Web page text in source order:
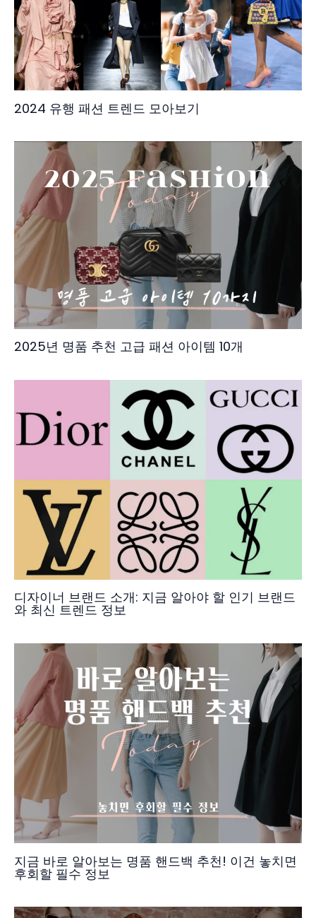
2024 유행 패션 트렌드 모아보기
2025년 명품 추천 고급 패션 아이템 10개
디자이너 브랜드 소개: 지금 알아야 할 인기 브랜드
와 최신 트렌드 정보
지금 바로 알아보는 명품 핸드백 추천! 이건 놓치면
후회할 필수 정보